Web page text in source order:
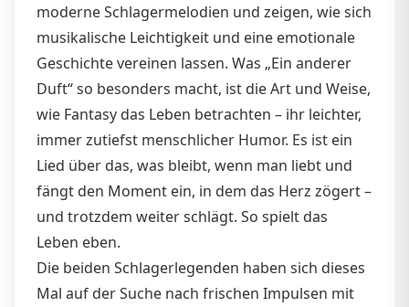
moderne Schlagermelodien und zeigen, wie sich
musikalische Leichtigkeit und eine emotionale
Geschichte vereinen lassen. Was „Ein anderer
Duft“ so besonders macht, ist die Art und Weise,
wie Fantasy das Leben betrachten – ihr leichter,
immer zutiefst menschlicher Humor. Es ist ein
Lied über das, was bleibt, wenn man liebt und
fängt den Moment ein, in dem das Herz zögert –
und trotzdem weiter schlägt. So spielt das
Leben eben.
Die beiden Schlagerlegenden haben sich dieses
Mal auf der Suche nach frischen Impulsen mit